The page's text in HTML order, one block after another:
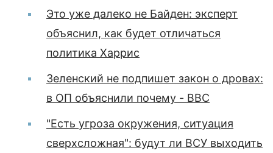
Это уже далеко не Байден: эксперт
объяснил, как будет отличаться
политика Харрис
Зеленский не подпишет закон о дровах:
в ОП объяснили почему - BBC
"Есть угроза окружения, ситуация
сверхсложная": будут ли ВСУ выходить